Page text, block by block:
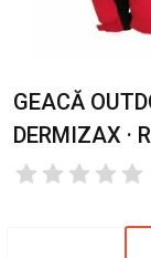
GEACĂ
DERMIZAX ·